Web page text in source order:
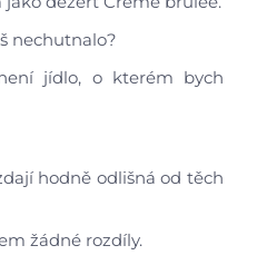
nechutnalo?
jídlo, o kterém bych
hodně odlišná od těch
žádné rozdíly.